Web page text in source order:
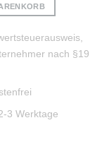
nach §19
3 Werktage